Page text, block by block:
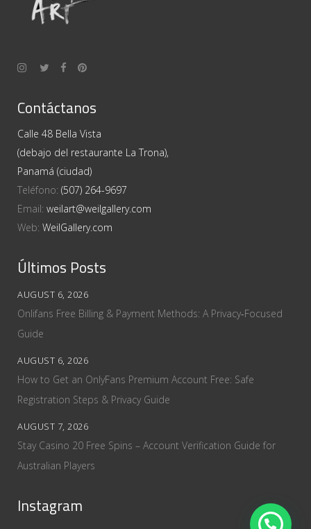
Contáctanos
Calle 48 Bella Vista
(debajo del restaurante La Trona),
Panamá (ciudad)
Teléfono: (507) 264-9697
Email: weilart@weilgallery.com
Web: WeilGallery.com
Últimos Posts
AUGUST 6, 2026
Onlifans Free Billing & Payment Methods: A Privacy‑Focused
Guide
AUGUST 6, 2026
How to Get an OnlyFans Premium Account Free: Safe
Registration Steps & Privacy Guide
AUGUST 7, 2026
Stay Casino 20 Free Spins – Account Verification Guide for
Australian Players
Instagram